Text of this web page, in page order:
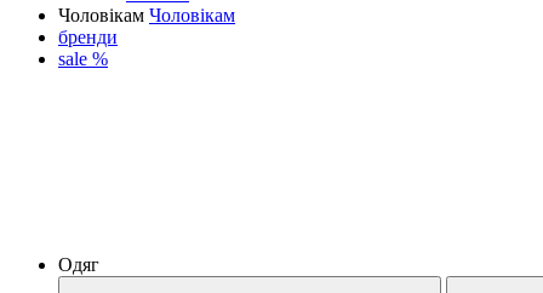
Чоловікам Чоловікам
бренди
sale %
Одяг